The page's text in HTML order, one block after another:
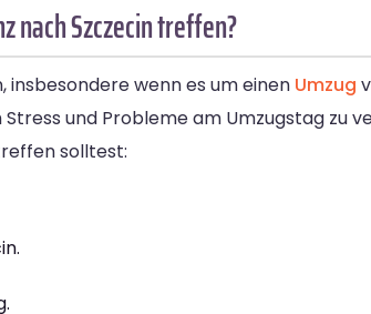
nach Szczecin treffen?
wenn es um einen Umzug
und Probleme am Umzugstag zu
solltest: